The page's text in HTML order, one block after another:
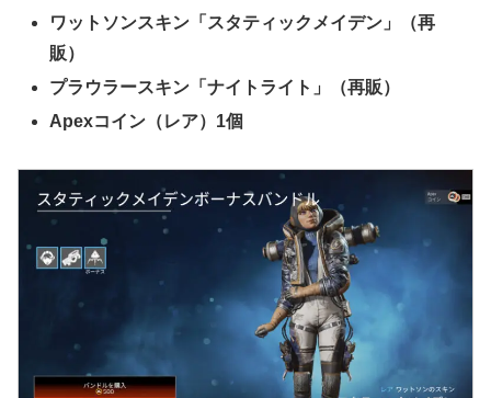
ワットソンスキン「スタティックメイデン」（再
販）
プラウラースキン「ナイトライト」（再販）
Apexコイン（レア）1個